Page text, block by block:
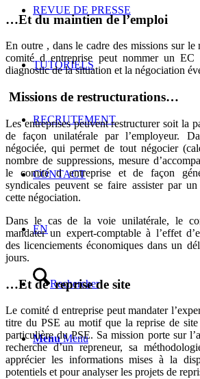
REVUE DE PRESSE
TUTORIELS
RECRUTEMENT
CONTACT
EN
Rechercher
Menu Menu
…Et du maintien de l’emploi
En outre , dans le cadre des missions sur le
comité d entreprise peut nommer un EC
diagnostic de la situation et la négociation
Missions de restructurations…
Les entreprises peuvent restructurer soit la
de façon unilatérale par l’employeur.
négociée, qui permet de tout négocier
nombre de suppressions, mesure
le comité d entreprise et de façon
syndicales peuvent se faire assister par
cette négociation.
Dans le cas de la voie unilatérale, le
mandater un expert-comptable à l’effet
des licenciements économiques dans un
jours.
…Et de reprise de site
Le comité d entreprise peut mandater
titre du PSE au motif que la reprise de
particulière du PSE. Sa mission porte sur
recherche d’un repreneur, sa
apprécier les informations mises à la
potentiels et pour analyser les projets de